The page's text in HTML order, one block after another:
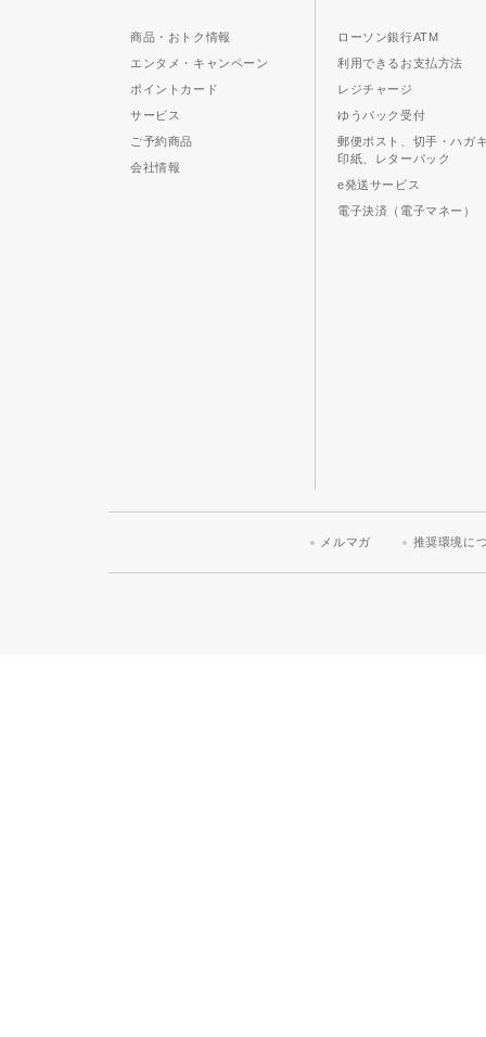
商品・おトク情報
エンタメ・キャンペーン
ポイントカード
サービス
ご予約商品
会社情報
ローソン銀行ATM
利用できるお支払方法
レジチャージ
ゆうパック受付
郵便ポスト、切手・ハガ
印紙、レターパック
e発送サービス
電子決済（電子マネー）
メルマガ 推奨環境に